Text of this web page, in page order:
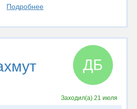
Подробнее
ДБ
Заходил(а)21 июля